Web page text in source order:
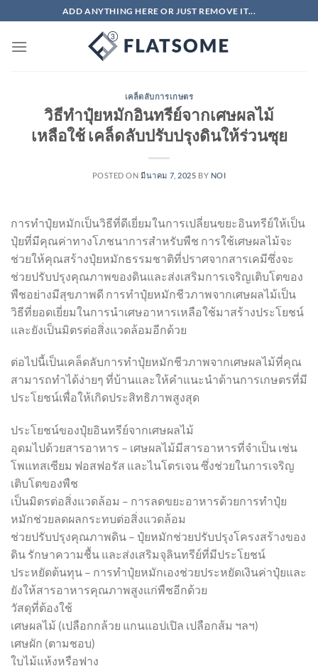
ไป
ADD ANYTHING HERE OR JUST REMOVE IT...
เคล็ดลับการเกษตร
วิธีทำปุ๋ยหมักอินทรีย์จากเศษผลไม้
เหลือใช้ เคล็ดลับปรับปรุงดินให้ร่วนซุย
POSTED ONมีนาคม 7, 2025 BY NOI
การทำปุ๋ยหมักเป็นวิธีที่ดีเยี่ยมในการเปลี่ยนขยะอินทรีย์ให้เป็น
ปุ๋ยที่มีคุณค่าทางโภชนาการสำหรับพืช การใช้เศษผลไม้จะ
ช่วยให้คุณสร้างปุ๋ยหมักธรรมชาติที่ปราศจากสารเคมีซึ่งจะ
ช่วยปรับปรุงคุณภาพของดินและส่งเสริมการเจริญเติบโตของ
พืชอย่างมีสุขภาพดี การทำปุ๋ยหมักชีวภาพจากเศษผลไม้เป็น
วิธีที่ยอดเยี่ยมในการนำเศษอาหารเหลือใช้มาสร้างประโยชน์
และยังเป็นมิตรต่อสิ่งแวดล้อมอีกด้วย
ต่อไปนี้เป็นเคล็ดลับการทำปุ๋ยหมักชีวภาพจากเศษผลไม้ที่คุณ
สามารถทำได้ง่ายๆ ที่บ้านและให้คำแนะนำด้านการเกษตรที่มี
ประโยชน์เพื่อให้เกิดประสิทธิภาพสูงสุด
ประโยชน์ของปุ๋ยอินทรีย์จากเศษผลไม้
อุดมไปด้วยสารอาหาร – เศษผลไม้มีสารอาหารที่จำเป็น เช่น
โพแทสเซียม ฟอสฟอรัส และไนโตรเจน ซึ่งช่วยในการเจริญ
เติบโตของพืช
เป็นมิตรต่อสิ่งแวดล้อม – การลดขยะอาหารด้วยการทำปุ๋ย
หมักช่วยลดผลกระทบต่อสิ่งแวดล้อม
ช่วยปรับปรุงคุณภาพดิน – ปุ๋ยหมักช่วยปรับปรุงโครงสร้างของ
ดิน รักษาความชื้น และส่งเสริมจุลินทรีย์ที่มีประโยชน์
ประหยัดต้นทุน – การทำปุ๋ยหมักเองช่วยประหยัดเงินค่าปุ๋ยและ
ยังให้สารอาหารคุณภาพสูงแก่พืชอีกด้วย
วัสดุที่ต้องใช้
เศษผลไม้ (เปลือกกล้วย แกนแอปเปิล เปลือกส้ม ฯลฯ)
เศษผัก (ตามชอบ)
ใบไม้แห้งหรือฟาง